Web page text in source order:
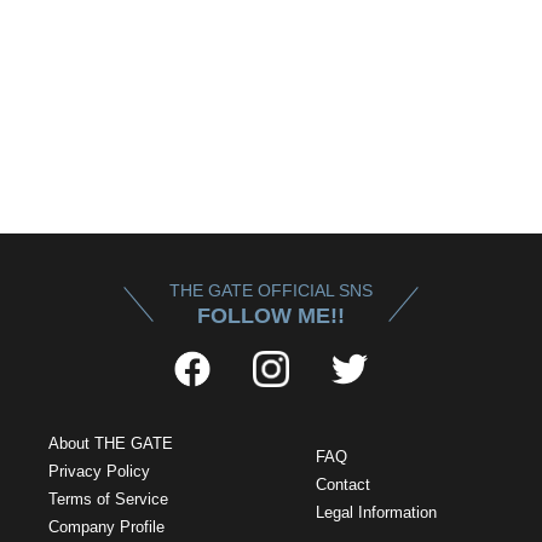
THE GATE OFFICIAL SNS
FOLLOW ME!!
About THE GATE
Privacy Policy
Terms of Service
Company Profile
FAQ
Contact
Legal Information